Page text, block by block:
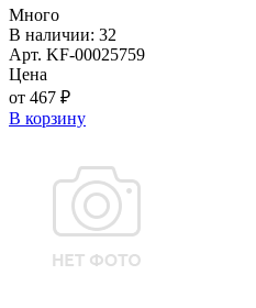
Много
В наличии: 32
Арт. KF-00025759
Цена
от 467 ₽
В корзину